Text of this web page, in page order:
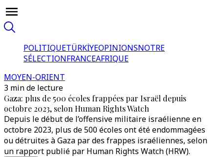
POLITIQUETÜRKİYEOPINIONSNOTRE
SÉLECTIONFRANCEAFRIQUE
MOYEN-ORIENT
3 min de lecture
Gaza: plus de 500 écoles frappées par Israël depuis
octobre 2023, selon Human Rights Watch
Depuis le début de l’offensive militaire israélienne en
octobre 2023, plus de 500 écoles ont été endommagées
ou détruites à Gaza par des frappes israéliennes, selon
un rapport publié par Human Rights Watch (HRW).